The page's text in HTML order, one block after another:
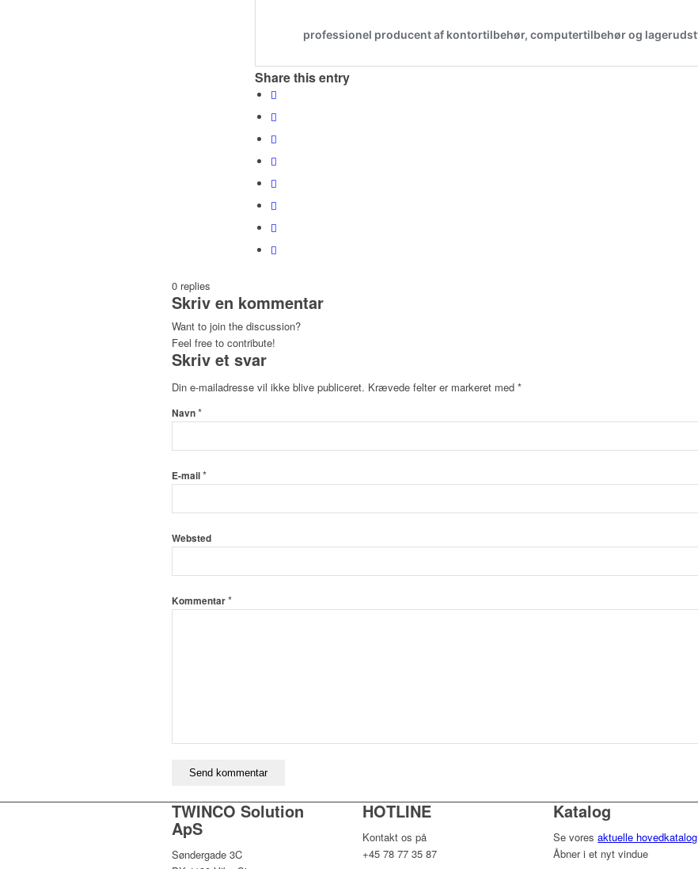
Share this entry
0 replies
Skriv en kommentar
Want to join the discussion?
Feel free to contribute!
Skriv et svar
Din e-mailadresse vil ikke blive publiceret. Krævede felter er markeret med *
Navn*
E-mail*
Websted
Kommentar*
TWINCO Solution
ApS
Søndergade 3C
HOTLINE
Kontakt os på
+45 78 77 35 87
Katalog
Se voresaktuelle hovedkatalog
Åbner i et nyt vindue